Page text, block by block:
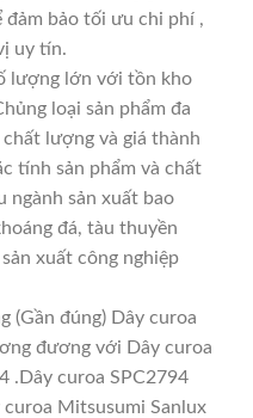
đảm bảo tối ưu chi phí ,
uy tín.
lượng lớn với tồn kho
loại sản phẩm đa
lượng và giá thành
tính sản phẩm và chất
ngành sản xuất bao
đá, tàu thuyền
xuất công nghiệp
(Gần đúng) Dây curoa
đương với Dây curoa
.Dây curoa SPC2794
Mitsusumi Sanlux